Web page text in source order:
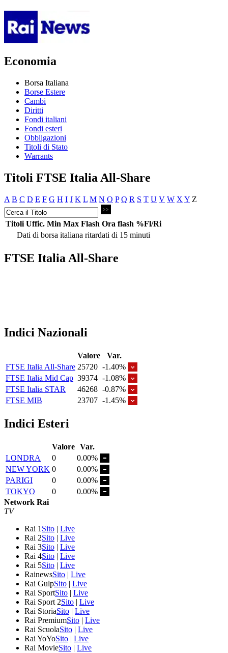
Economia
Borsa Italiana
Borse Estere
Cambi
Diritti
Fondi italiani
Fondi esteri
Obbligazioni
Titoli di Stato
Warrants
Titoli FTSE Italia All-Share
A B C D E F G H I J K L M N O P Q R S T U V W X Y Z
Titoli Uffic. Min Max Flash Ora flash %Fl/Ri
Dati di borsa italiana ritardati di 15 minuti
FTSE Italia All-Share
Indici Nazionali
Valore
Var.
FTSE Italia All-Share 25720 -1.40%
FTSE Italia Mid Cap 39374 -1.08%
FTSE Italia STAR
46268 -0.87%
FTSE MIB
23707 -1.45%
Indici Esteri
Valore Var.
LONDRA
0
0.00%
NEW YORK 0
0.00%
PARIGI
0
0.00%
TOKYO
0
0.00%
Network Rai
TV
Rai 1 Sito | Live
Rai 2Sito | Live
Rai 3Sito | Live
Rai 4Sito | Live
Rai 5Sito | Live
RainewsSito | Live
Rai GulpSito | Live
Rai SportSito | Live
Rai Sport 2Sito | Live
Rai StoriaSito | Live
Rai PremiumSito | Live
Rai ScuolaSito | Live
Rai YoYoSito | Live
Rai MovieSito | Live